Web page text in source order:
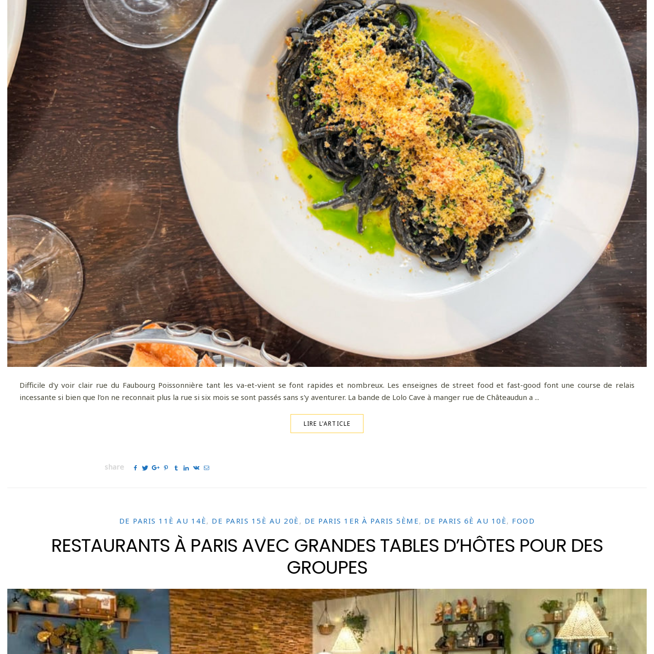
Difficile d'y voir clair rue du Faubourg Poissonnière tant les va-et-vient se font rapides et nombreux. Les enseignes de street food et fast-good font une course de relais
incessante si bien que l'on ne reconnait plus la rue si six mois se sont passés sans s'y aventurer. La bande de Lolo Cave à manger rue de Châteaudun a ...
LIRE L'ARTICLE
share
DE PARIS 11È AU 14È, DE PARIS 15È AU 20È , DE PARIS 1ER À PARIS 5ÈME, DE PARIS 6È AU 10È, FOOD
RESTAURANTS À PARIS AVEC GRANDES TABLES D’HÔTES POUR DES
GROUPES